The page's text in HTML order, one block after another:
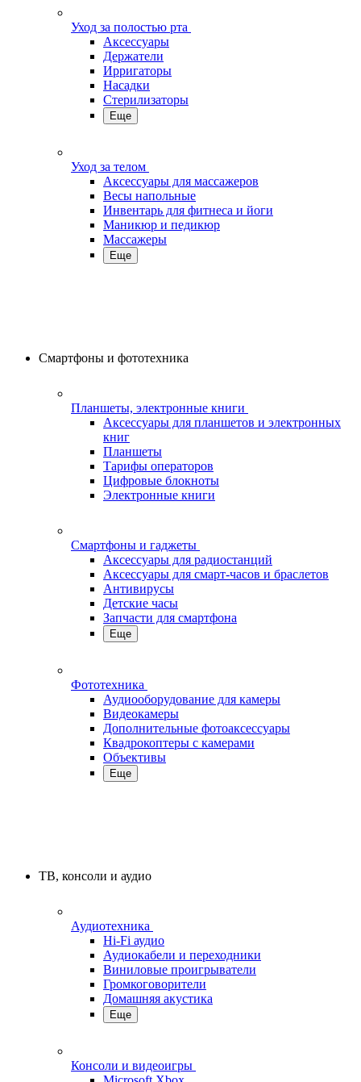
Уход за полостью рта
Аксессуары
Держатели
Ирригаторы
Насадки
Стерилизаторы
Еще
Уход за телом
Аксессуары для массажеров
Весы напольные
Инвентарь для фитнеса и йоги
Маникюр и педикюр
Массажеры
Еще
Смартфоны и фототехника
Планшеты, электронные книги
Аксессуары для планшетов и электронных
книг
Планшеты
Тарифы операторов
Цифровые блокноты
Электронные книги
Смартфоны и гаджеты
Аксессуары для радиостанций
Аксессуары для смарт-часов и браслетов
Антивирусы
Детские часы
Запчасти для смартфона
Еще
Фототехника
Аудиооборудование для камеры
Видеокамеры
Дополнительные фотоаксессуары
Квадрокоптеры с камерами
Объективы
Еще
ТВ, консоли и аудио
Аудиотехника
Hi-Fi аудио
Аудиокабели и переходники
Виниловые проигрыватели
Громкоговорители
Домашняя акустика
Еще
Консоли и видеоигры